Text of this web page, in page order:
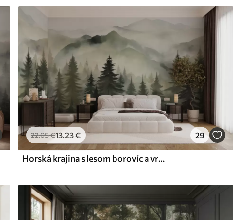
22.05€13.23€ 29
Horská krajina s lesom borovíc a vrstevnatými horami počas svitania s ľahkou hmlou akvarel imitácia umenia